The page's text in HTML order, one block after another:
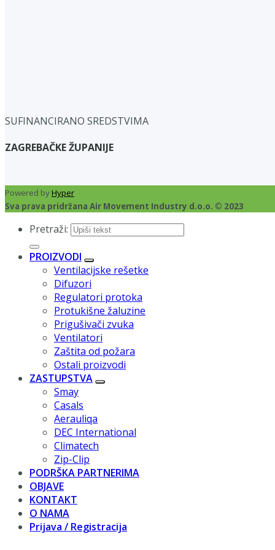
SUFINANCIRANO SREDSTVIMA
ZAGREBAČKE ŽUPANIJE
Powered byHyper
Sva prava pridržana Air Movement Industry d.o.o. © 2023
Pretraži:
PROIZVODI
Ventilacijske rešetke
Difuzori
Regulatori protoka
Protukišne žaluzine
Prigušivači zvuka
Ventilatori
Zaštita od požara
Ostali proizvodi
ZASTUPSTVA
Smay
Casals
Aerauliqa
DEC International
Climatech
Zip-Clip
PODRŠKA PARTNERIMA
OBJAVE
KONTAKT
O NAMA
Prijava / Registracija